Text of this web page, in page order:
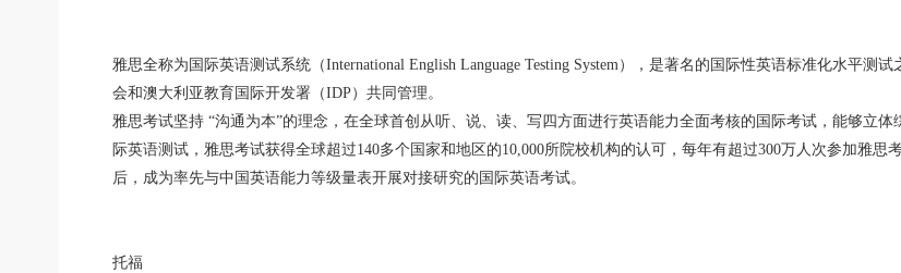
雅思全称为国际英语测试系统（International English Language Testing System），是著名的国际性英语标准化水平测
会和澳大利亚教育国际开发署（IDP）共同管理。
雅思考试坚持 “沟通为本”的理念，在全球首创从听、说、读、写四方面进行英语能力全面考核的国际考试，能够立
际英语测试，雅思考试获得全球超过140多个国家和地区的10,000所院校机构的认可，每年有超过300万人次参加雅
后，成为率先与中国英语能力等级量表开展对接研究的国际英语考试。
托福